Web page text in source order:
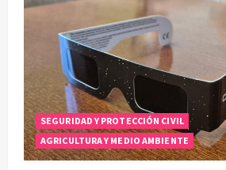
SEGURIDAD Y PROTECCIÓN CIVIL
AGRICULTURA Y MEDIO AMBIENTE